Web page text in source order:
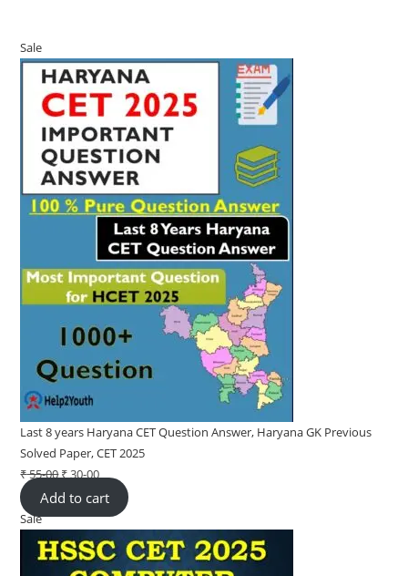
SaleProduct
on
sale
Last 8 years Haryana CET Question Answer, Haryana GK Previous
Solved Paper, CET 2025
₹55-00Original
price
was:
₹ 55-
00.
₹30-00Current
price
is:
₹ 30-
00.
Add to cart
SaleProduct
on
sale